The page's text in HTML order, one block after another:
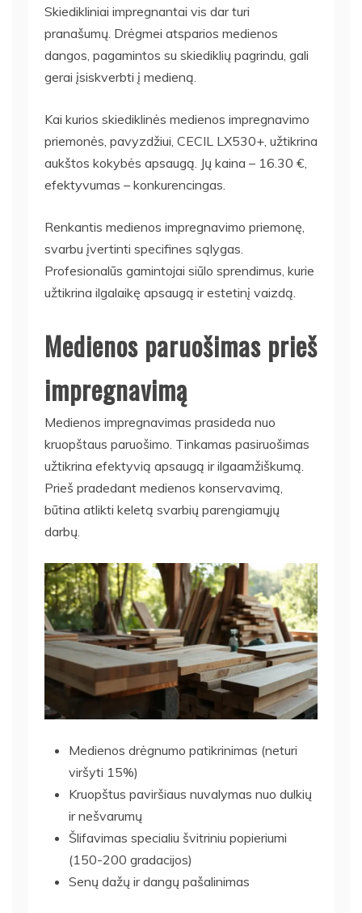
Skiedikliniai impregnantai vis dar turi
pranašumų. Drėgmei atsparios medienos
dangos, pagamintos su skiediklių pagrindu, gali
gerai įsiskverbti į medieną.
Kai kurios skiediklinės medienos impregnavimo
priemonės, pavyzdžiui, CECIL LX530+, užtikrina
aukštos kokybės apsaugą. Jų kaina – 16.30 €,
efektyvumas – konkurencingas.
Renkantis medienos impregnavimo priemonę,
svarbu įvertinti specifines sąlygas.
Profesionalūs gamintojai siūlo sprendimus, kurie
užtikrina ilgalaikę apsaugą ir estetinį vaizdą.
Medienos paruošimas prieš
impregnavimą
Medienos impregnavimas prasideda nuo
kruopštaus paruošimo. Tinkamas pasiruošimas
užtikrina efektyvią apsaugą ir ilgaamžiškumą.
Prieš pradedant medienos konservavimą,
būtina atlikti keletą svarbių parengiamųjų
darbų.
Medienos drėgnumo patikrinimas (neturi
viršyti 15%)
Kruopštus paviršiaus nuvalymas nuo dulkių
ir nešvarumų
Šlifavimas specialiu švitriniu popieriumi
(150-200 gradacijos)
Senų dažų ir dangų pašalinimas